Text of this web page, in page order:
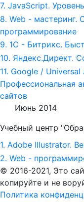
7. JavaScript.
8. Web - мастеринг.
программирование
9. 1С - Битрикс.
10. Яндекс.Директ.
11. Google /
Профессиональная
сайтов
Июнь 2014
Учебный центр
1. Adobe Illustrator.
2. Web -
© 2016-2021, Это
копируйте и не
Политика